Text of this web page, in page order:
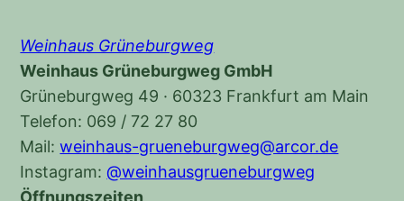
Weinhaus Grüneburgweg
Weinhaus Grüneburgweg GmbH
Grüneburgweg 49 · 60323 Frankfurt am Main
Telefon: 069 / 72 27 80
Mail:weinhaus-grueneburgweg@arcor.de
Instagram:@weinhausgrueneburgweg